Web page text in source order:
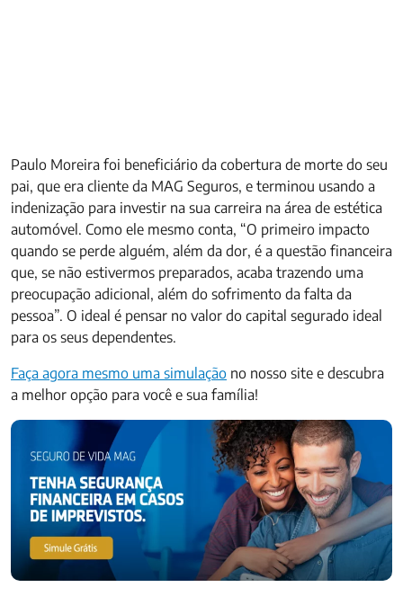
Paulo Moreira foi beneficiário da cobertura de morte do seu
pai, que era cliente da MAG Seguros, e terminou usando a
indenização para investir na sua carreira na área de estética
automóvel. Como ele mesmo conta, “O primeiro impacto
quando se perde alguém, além da dor, é a questão financeira
que, se não estivermos preparados, acaba trazendo uma
preocupação adicional, além do sofrimento da falta da
pessoa”. O ideal é pensar no valor do capital segurado ideal
para os seus dependentes.
Faça agora mesmo uma simulação no nosso site e descubra
a melhor opção para você e sua família!